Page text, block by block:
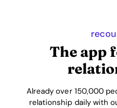
The app
Already over 150,000
relationship daily with